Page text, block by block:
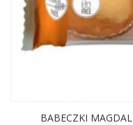
BABECZKI